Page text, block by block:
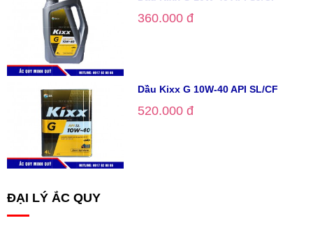
360.000 đ
Dầu Kixx G 10W-40 API SL/CF
520.000 đ
ĐẠI LÝ ẮC QUY